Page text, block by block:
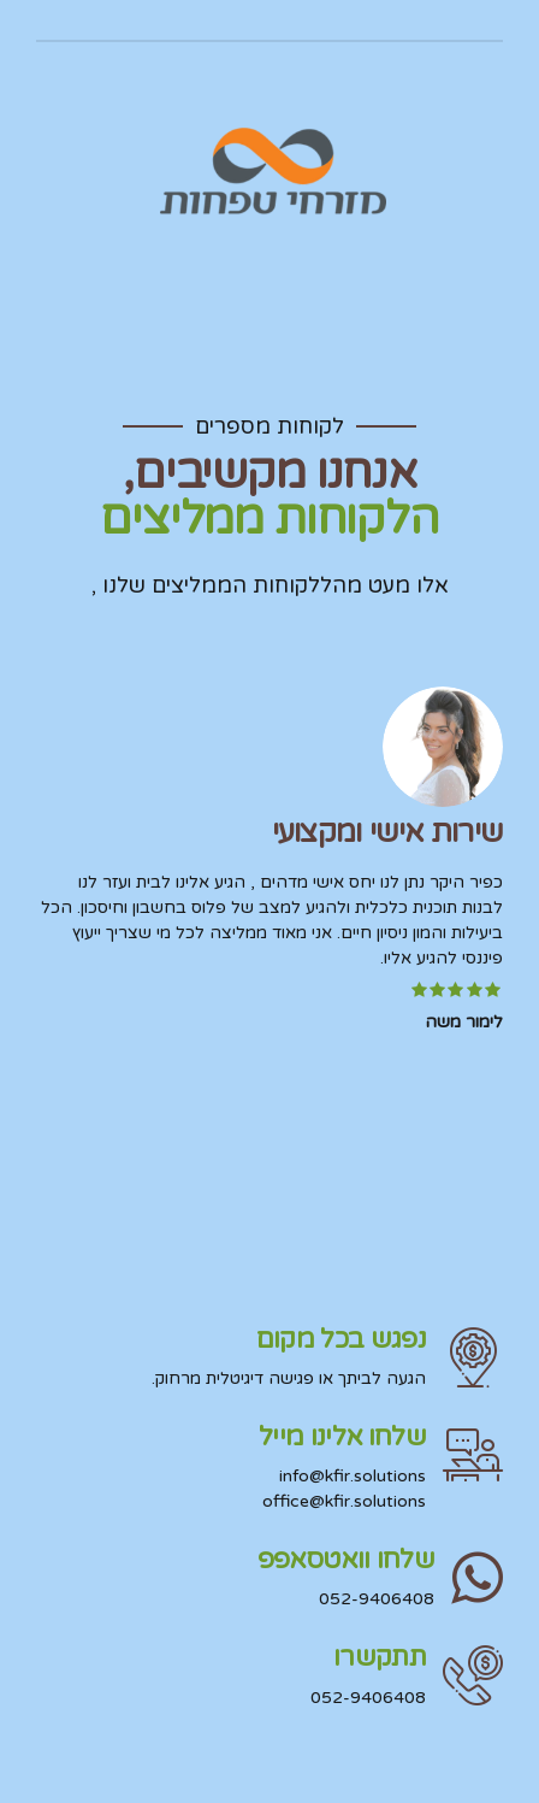
לקוחות מספרים
אנחנו מקשיבים,
הלקוחות ממליצים
אלו מעט מהללקוחות הממליצים שלנו ,
שירות אישי ומקצועי
כפיר היקר נתן לנו יחס אישי מדהים , הגיע אלינו לבית ועזר לנו
לבנות תוכנית כלכלית ולהגיע למצב של פלוס בחשבון וחיסכון. הכל
ביעילות והמון ניסיון חיים. אני מאוד ממליצה לכל מי שצריך ייעוץ
פיננסי להגיע אליו.
לימור משה
נפגש בכל מקום
הגעה לביתך או פגישה דיגיטלית מרחוק.
שלחו אלינו מייל
info@kfir.solutions
office@kfir.solutions
שלחו וואטסאפפ
052-9406408
תתקשרו
052-9406408